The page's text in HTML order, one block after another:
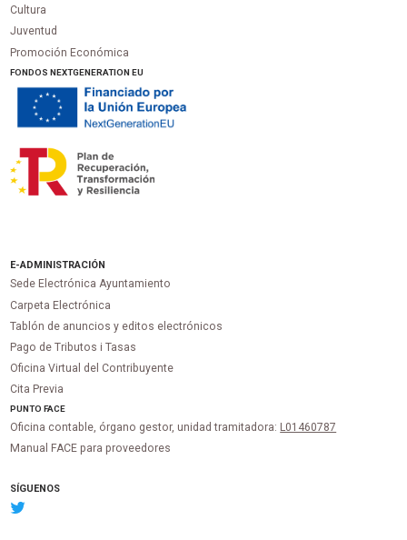
Cultura
Juventud
Promoción Económica
FONDOS NEXTGENERATION EU
E-ADMINISTRACIÓN
Sede Electrónica Ayuntamiento
Carpeta Electrónica
Tablón de anuncios y editos electrónicos
Pago de Tributos i Tasas
Oficina Virtual del Contribuyente
Cita Previa
PUNTOFACE
Oficina contable, órgano gestor, unidad tramitadora: L01460787
Manual FACE para proveedores
SÍGUENOS